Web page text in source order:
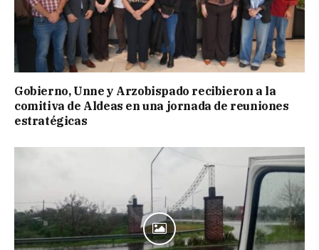
Gobierno, Unne y Arzobispado recibieron a la
comitiva de Aldeas en una jornada de reuniones
estratégicas